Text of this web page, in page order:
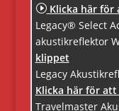
IKlicka här för
Legacy® Select
akustikreflektor
klippet
Legacy
Klicka här för
Travelmaster